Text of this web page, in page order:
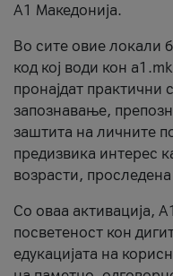
А1 Македонија.
Во сите овие локали
код кој води кон
пронајдат практични
запознавање,
заштита на личните
предизвика интерес
возрасти,
Со оваа активација,
посветеност кон
едукацијата на